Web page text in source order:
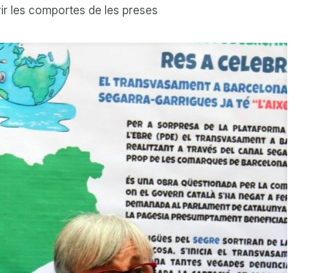
les comportes de les preses